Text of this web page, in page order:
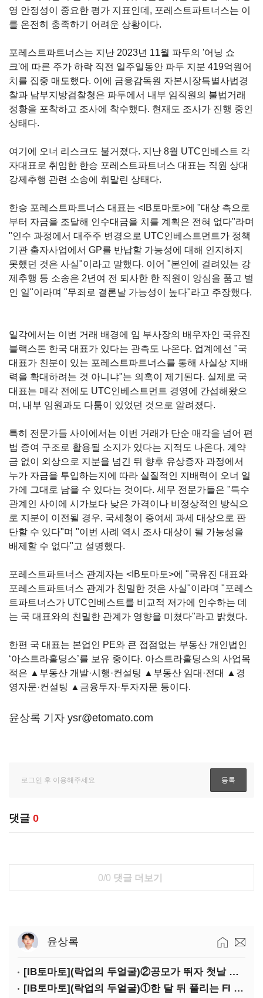
영 안정성이 중요한 평가 지표인데, 포레스트파트너스는 이
를 온전히 충족하기 어려운 상황이다.
포레스트파트너스는 지난 2023년 11월 파두의 '어닝 쇼
크'에 따른 주가 하락 직전 일주일동안 파두 지분 419억원어
치를 집중 매도했다. 이에 금융감독원 자본시장특별사법경
찰과 남부지방검찰청은 파두에서 내부 임직원의 불법거래
정황을 포착하고 조사에 착수했다. 현재도 조사가 진행 중인
상태다.
여기에 오너 리스크도 불거졌다. 지난 8월 UTC인베스트 각
자대표로 취임한 한승 포레스트파트너스 대표는 직원 상대
강제추행 관련 소송에 휘말린 상태다.
한승 포레스트파트너스 대표는 <IB토마토>에 "대상 측으로
부터 자금을 조달해 인수대금을 치를 계획은 전혀 없다"라며
"인수 과정에서 대주주 변경으로 UTC인베스트먼트가 정책
기관 출자사업에서 GP를 반납할 가능성에 대해 인지하지
못했던 것은 사실"이라고 말했다. 이어 "본인에 걸려있는 강
제추행 등 소송은 2년여 전 퇴사한 한 직원이 앙심을 품고 벌
인 일"이라며 "무죄로 결론날 가능성이 높다"라고 주장했다.
일각에서는 이번 거래 배경에 임 부사장의 배우자인 국유진
블랙스톤 한국 대표가 있다는 관측도 나온다. 업계에선 "국
대표가 친분이 있는 포레스트파트너스를 통해 사실상 지배
력을 확대하려는 것 아니냐"는 의혹이 제기된다. 실제로 국
대표는 매각 전에도 UTC인베스트먼트 경영에 간섭해왔으
며, 내부 임원과도 다툼이 있었던 것으로 알려졌다.
특히 전문가들 사이에서는 이번 거래가 단순 매각을 넘어 편
법 증여 구조로 활용될 소지가 있다는 지적도 나온다. 계약
금 없이 외상으로 지분을 넘긴 뒤 향후 유상증자 과정에서
누가 자금을 투입하는지에 따라 실질적인 지배력이 오너 일
가에 그대로 남을 수 있다는 것이다. 세무 전문가들은 "특수
관계인 사이에 시가보다 낮은 가격이나 비정상적인 방식으
로 지분이 이전될 경우, 국세청이 증여세 과세 대상으로 판
단할 수 있다"며 "이번 사례 역시 조사 대상이 될 가능성을
배제할 수 없다"고 설명했다.
포레스트파트너스 관계자는 <IB토마토>에 "국유진 대표와
포레스트파트너스 관계가 친밀한 것은 사실"이라며 "포레스
트파트너스가 UTC인베스트를 비교적 저가에 인수하는 데
는 국 대표와의 친밀한 관계가 영향을 미쳤다"라고 밝혔다.
한편 국 대표는 본업인 PE와 큰 접점없는 부동산 개인법인
‘아스트라홀딩스’를 보유 중이다. 아스트라홀딩스의 사업목
적은 ▲부동산 개발·시행·컨설팅 ▲부동산 임대·전대 ▲경
영자문·컨설팅 ▲금융투자·투자자문 등이다.
윤상록 기자 ysr@etomato.com
댓글 0
0/0 댓글 더보기
윤상록
[IB토마토](락업의 두얼굴)②공모가 뛰자 첫날 매도…FI 엑시트 전략 갈렸다
[IB토마토](락업의 두얼굴)①한 달 뒤 풀리는 FI 물량…새내기주 오버행 경계